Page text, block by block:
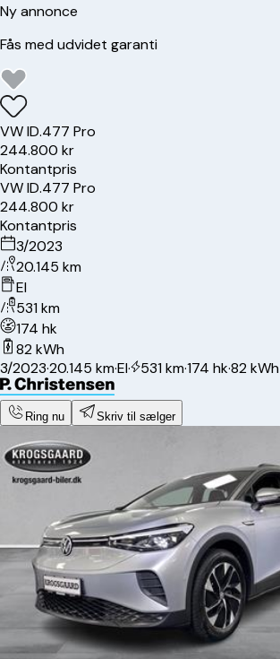
Ny annonce
Fås med udvidet garanti
VWID.477 Pro
244.800 kr
Kontantpris
VWID.477 Pro
244.800 kr
Kontantpris
3/2023
20.145 km
El
531 km
174 hk
82 kWh
3/2023·20.145 km·El· 531 km·174 hk·82 kWh
Ring nu Skriv til sælger